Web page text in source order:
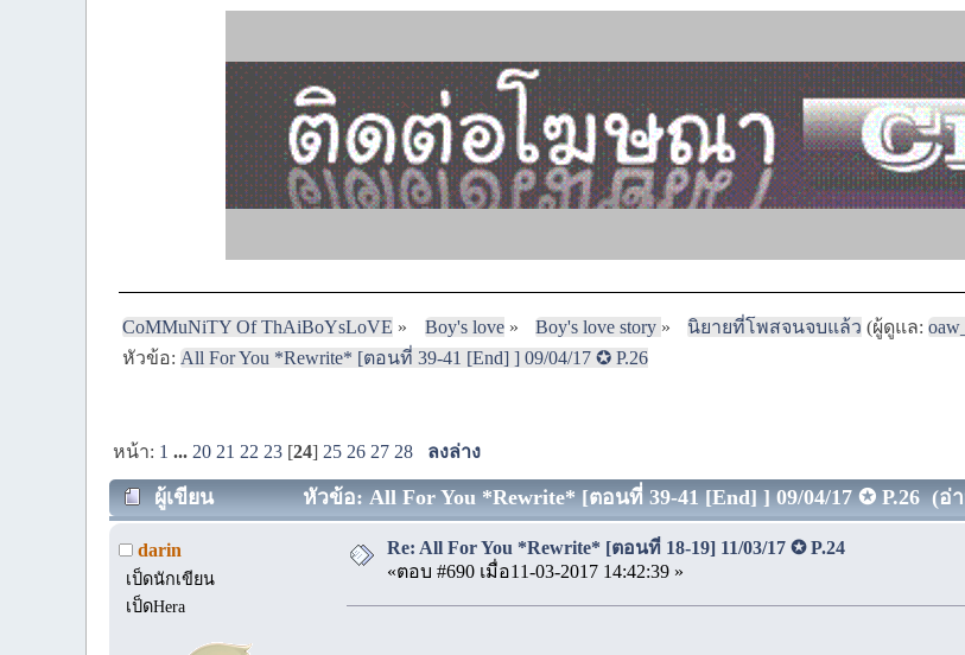
CoMMuNiTY Of ThAiBoYsLoVE » Boy's love» Boy's love story » นิยายที่โพสจนจบแล้ว (ผู้ดูแล:
หัวข้อ: All For You *Rewrite* [ตอนที่ 39-41 [End] ] 09/04/17 ✪ P.26
หน้า: 1 ... 20 21 22 23 [24] 25 26 27 28 ลงล่าง
ผู้เขียน หัวข้อ: All For You *Rewrite* [ตอนที่ 39-41 [End] ] 09/04/17 ✪ P.26 (อ่า
darin
เป็ดนักเขียน
เป็ดHera
Re: All For You *Rewrite* [ตอนที่ 18-19] 11/03/17 ✪ P.24
«ตอบ #690 เมื่อ11-03-2017 14:42:39 »